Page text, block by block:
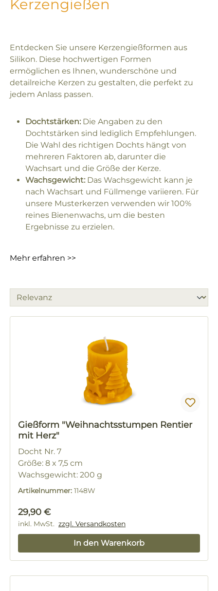
Kerzengießen
Entdecken Sie unsere Kerzengießformen aus
Silikon. Diese hochwertigen Formen
ermöglichen es Ihnen, wunderschöne und
detailreiche Kerzen zu gestalten, die perfekt zu
jedem Anlass passen.
Dochtstärken: Die Angaben zu den
Dochtstärken sind lediglich Empfehlungen.
Die Wahl des richtigen Dochts hängt von
mehreren Faktoren ab, darunter die
Wachsart und die Größe der Kerze.
Wachsgewicht: Das Wachsgewicht kann je
nach Wachsart und Füllmenge variieren. Für
unsere Musterkerzen verwenden wir 100%
reines Bienenwachs, um die besten
Ergebnisse zu erzielen.
Mehr erfahren >>
Gießform "Weihnachtsstumpen Rentier
mit Herz"
Docht Nr. 7
Größe: 8 x 7,5 cm
Wachsgewicht: 200 g
Artikelnummer: 1148W
Regulärer Preis:
29,90 €
inkl. MwSt. zzgl. Versandkosten
In den Warenkorb